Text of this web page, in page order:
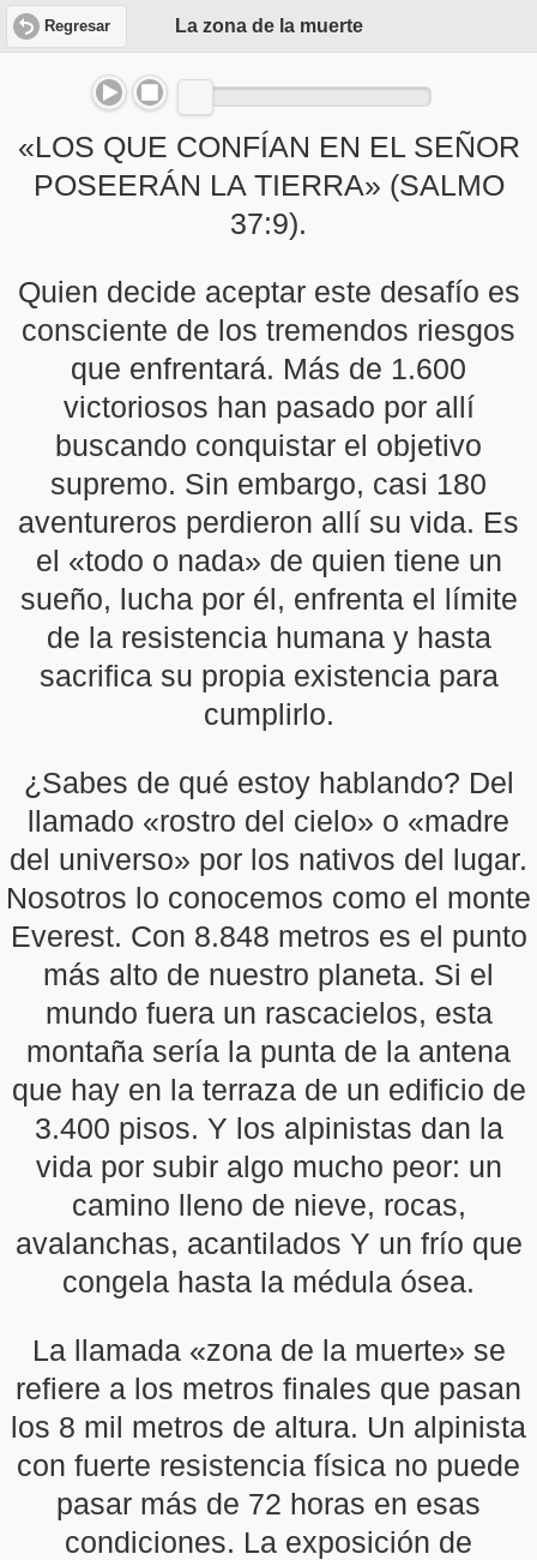
Regresar La zona de la muerte
«LOS QUE CONFÍAN EN EL SEÑOR
POSEERÁN LA TIERRA» (SALMO
37:9).
Quien decide aceptar este desafío es
consciente de los tremendos riesgos
que enfrentará. Más de 1.600
victoriosos han pasado por allí
buscando conquistar el objetivo
supremo. Sin embargo, casi 180
aventureros perdieron allí su vida. Es
el «todo o nada» de quien tiene un
sueño, lucha por él, enfrenta el límite
de la resistencia humana y hasta
sacrifica su propia existencia para
cumplirlo.
¿Sabes de qué estoy hablando? Del
llamado «rostro del cielo» o «madre
del universo» por los nativos del lugar.
Nosotros lo conocemos como el monte
Everest. Con 8.848 metros es el punto
más alto de nuestro planeta. Si el
mundo fuera un rascacielos, esta
montaña sería la punta de la antena
que hay en la terraza de un edificio de
3.400 pisos. Y los alpinistas dan la
vida por subir algo mucho peor: un
camino lleno de nieve, rocas,
avalanchas, acantilados Y un frío que
congela hasta la médula ósea.
La llamada «zona de la muerte» se
refiere a los metros finales que pasan
los 8 mil metros de altura. Un alpinista
con fuerte resistencia física no puede
pasar más de 72 horas en esas
condiciones. La exposición de